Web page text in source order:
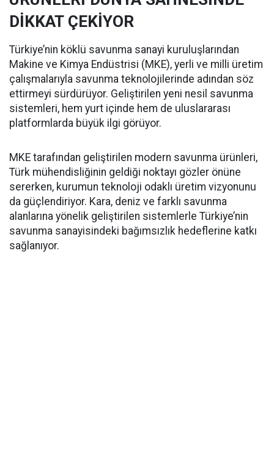
DİKKAT ÇEKİYOR
Türkiye’nin köklü savunma sanayi kuruluşlarından
Makine ve Kimya Endüstrisi (MKE), yerli ve milli üretim
çalışmalarıyla savunma teknolojilerinde adından söz
ettirmeyi sürdürüyor. Geliştirilen yeni nesil savunma
sistemleri, hem yurt içinde hem de uluslararası
platformlarda büyük ilgi görüyor.
MKE tarafından geliştirilen modern savunma ürünleri,
Türk mühendisliğinin geldiği noktayı gözler önüne
sererken, kurumun teknoloji odaklı üretim vizyonunu
da güçlendiriyor. Kara, deniz ve farklı savunma
alanlarına yönelik geliştirilen sistemlerle Türkiye’nin
savunma sanayisindeki bağımsızlık hedeflerine katkı
sağlanıyor.